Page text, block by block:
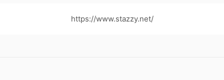
https://www.stazzy.net/